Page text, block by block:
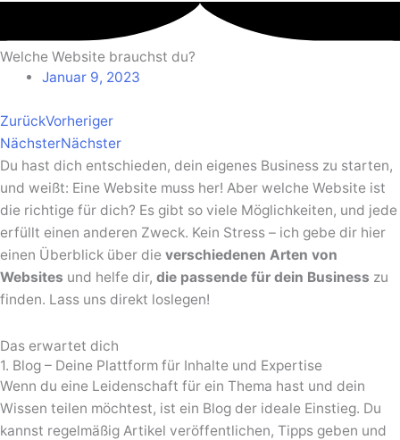
Welche Website brauchst du?
Januar 9, 2023
ZurückVorheriger
NächsterNächster
Du hast dich entschieden, dein eigenes Business zu starten,
und weißt: Eine Website muss her! Aber welche Website ist
die richtige für dich? Es gibt so viele Möglichkeiten, und jede
erfüllt einen anderen Zweck. Kein Stress – ich gebe dir hier
einen Überblick über die verschiedenen Arten von
Websites und helfe dir, die passende für dein Business zu
finden. Lass uns direkt loslegen!
Das erwartet dich
1. Blog – Deine Plattform für Inhalte und Expertise
Wenn du eine Leidenschaft für ein Thema hast und dein
Wissen teilen möchtest, ist ein Blog der ideale Einstieg. Du
kannst regelmäßig Artikel veröffentlichen, Tipps geben und